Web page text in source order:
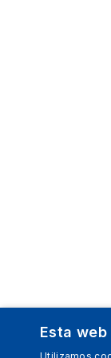
Esta